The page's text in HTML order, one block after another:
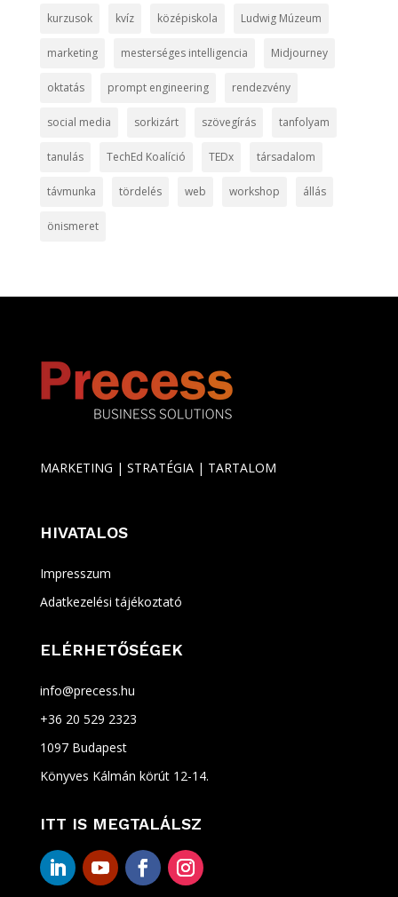
kurzusok kvíz középiskola Ludwig Múzeum
marketing mesterséges intelligencia Midjourney
oktatás prompt engineering rendezvény
social media sorkizárt szövegírás tanfolyam
tanulás TechEd Koalíció TEDx társadalom
távmunka tördelés web workshop állás
önismeret
MARKETING | STRATÉGIA | TARTALOM
HIVATALOS
Impresszum
Adatkezelési tájékoztató
ELÉRHETŐSÉGEK
info@precess.hu
+36 20 529 2323
1097 Budapest
Könyves Kálmán körút 12-14.
ITT IS MEGTALÁLSZ